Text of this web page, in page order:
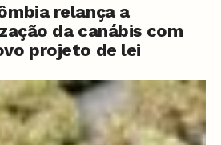
relança a
da canábis com
projeto de lei